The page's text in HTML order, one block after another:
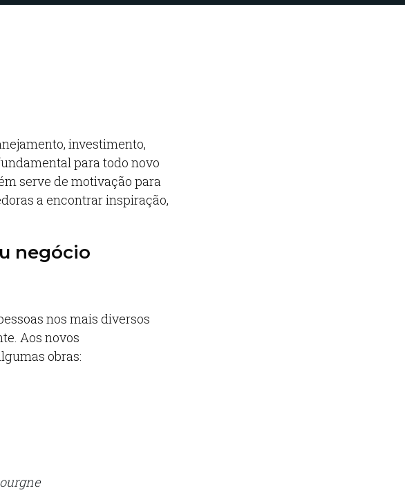
investimento,
para todo novo
serve de motivação para
a encontrar inspiração,
negócio
nos mais diversos
Aos novos
obras: